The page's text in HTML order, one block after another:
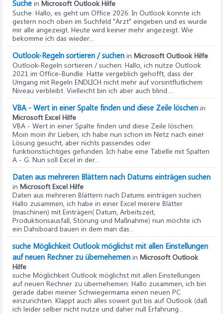
Suche in Microsoft Outlook Hilfe
Suche: Hallo, es geht um Office 2026. In Outlook konnte ich
gestern noch oben im Suchfeld "Arzt" eingeben und es wurde
mir alle angezeigt. Heute wird keiner mehr angezeigt. Wie
bekomme ich das wieder...
Outlook-Regeln sortieren / suchen in Microsoft Outlook Hilfe
Outlook-Regeln sortieren / suchen: Hallo, ich nutze Outlook
2021 im Office-Bundle. Hatte vergeblich gehofft, dass der
Umgang mit Regeln ENDLICH nicht mehr auf vorsintflutlichem
Niveau verbleibt. Vielleicht bin ich aber auch blind....
VBA - Wert in einer Spalte finden und diese Zeile löschen in
Microsoft Excel Hilfe
VBA - Wert in einer Spalte finden und diese Zeile löschen:
Moin moin ihr Lieben, ich habe nun schon im Netz nach einer
Lösung gesucht, aber nichts passendes oder
funktionstüchtiges gefunden. Ich habe eine Tabelle mit Spalten
A - G. Nun soll Excel in der...
Daten aus mehreren Blättern nach Datums einträgen suchen
in Microsoft Excel Hilfe
Daten aus mehreren Blättern nach Datums einträgen suchen:
Hallo zusammen, ich habe in einer Excel merere Blätter
(maschinen) mit Einträgen( Datum, Arbeitszeit,
Produktionsausfall, Störung und Maßnahme) nun möchte ich
ein Dahsboard bauen in dem man das...
suche Möglichkeit Outlook möglichst mit allen Einstellungen
auf neuen Rechner zu übernehemen in Microsoft Outlook
Hilfe
suche Möglichkeit Outlook möglichst mit allen Einstellungen
auf neuen Rechner zu übernehemen: Hallo zusammen, ich bin
gerade dabei meiner Schwiegermama einen neuen PC
einzurichten. Klappt auch alles soweit gut bis auf Outlook (daß
ich leider selber nicht nutze und daher null Erfahrung...